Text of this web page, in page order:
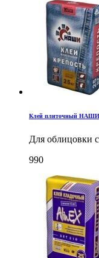
Клей плиточный
Для облицовки
990